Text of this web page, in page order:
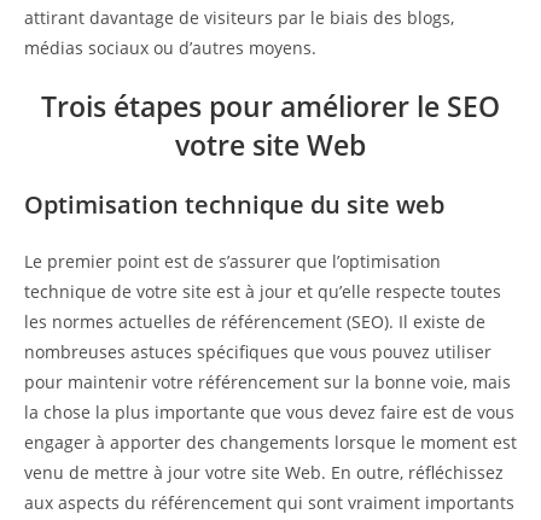
attirant davantage de visiteurs par le biais des blogs,
médias sociaux ou d’autres moyens.
Trois étapes pour améliorer le SEO
votre site Web
Optimisation technique du site web
Le premier point est de s’assurer que l’optimisation
technique de votre site est à jour et qu’elle respecte toutes
les normes actuelles de référencement (SEO). Il existe de
nombreuses astuces spécifiques que vous pouvez utiliser
pour maintenir votre référencement sur la bonne voie, mais
la chose la plus importante que vous devez faire est de vous
engager à apporter des changements lorsque le moment est
venu de mettre à jour votre site Web. En outre, réfléchissez
aux aspects du référencement qui sont vraiment importants